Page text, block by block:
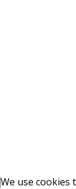
We use